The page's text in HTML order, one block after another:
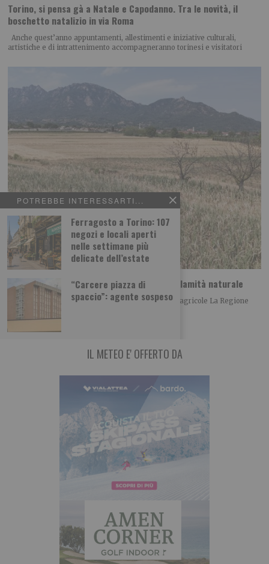
POTREBBE INTERESSARTI...
Ferragosto a Torino: 107
negozi e locali aperti
nelle settimane più
delicate dell’estate
“Carcere piazza di
spaccio”: agente sospeso
Torino, si pensa gà a Natale e Capodanno. Tra le novità, il
boschetto natalizio in via Roma
Anche quest’anno appuntamenti, allestimenti e iniziative culturali,
artistiche e di intrattenimento accompagneranno torinesi e visitatori
Siccità, il Piemonte chiederà lo stato di calamità naturale
Confronto con il Governo per gli aiuti alle imprese agricole La Regione
Piemonte ha avviato le
IL METEO E' OFFERTO DA